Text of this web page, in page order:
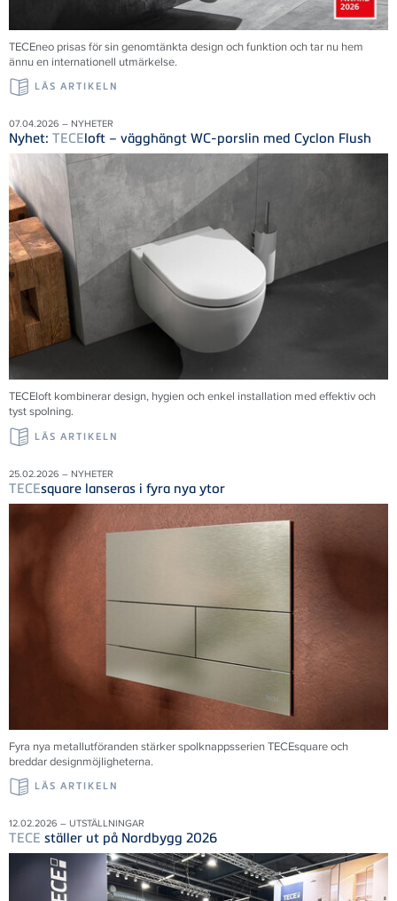
TECEneo prisas för sin genomtänkta design och funktion och tar nu hem
ännu en internationell utmärkelse.
LÄS ARTIKELN
07.04.2026 – NYHETER
Nyhet: TECEloft – vägghängt WC-porslin med Cyclon Flush
TECEloft kombinerar design, hygien och enkel installation med effektiv och
tyst spolning.
LÄS ARTIKELN
25.02.2026 – NYHETER
TECEsquare lanseras i fyra nya ytor
Fyra nya metallutföranden stärker spolknappsserien TECEsquare och
breddar designmöjligheterna.
LÄS ARTIKELN
12.02.2026 – UTSTÄLLNINGAR
TECE ställer ut på Nordbygg 2026